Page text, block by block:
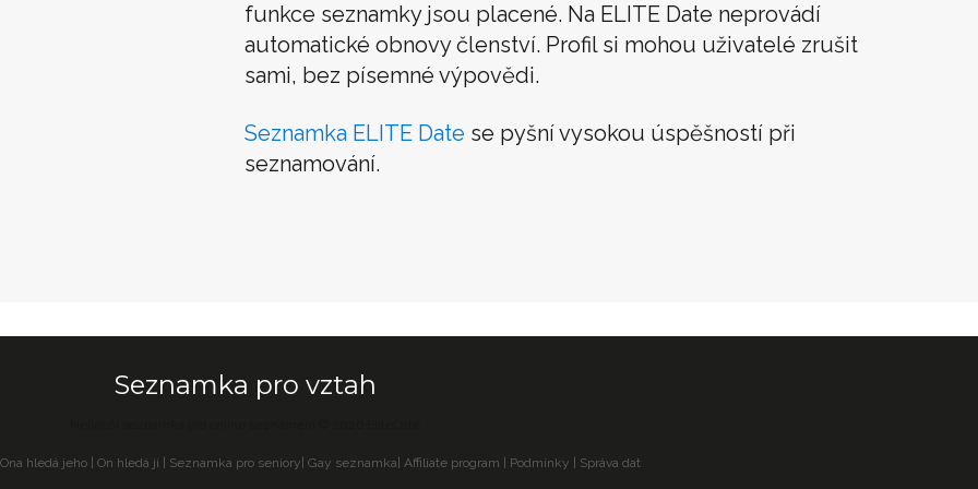
funkce seznamky jsou placené. Na ELITE Date neprovádí
automatické obnovy členství. Profil si mohou uživatelé zrušit
sami, bez písemné výpovědi.
Seznamka ELITE Date se pyšní vysokou úspěšností při
seznamování.
Seznamka pro vztah
Ona hledá jeho| On hledá ji | Seznamka pro seniory| Gay seznamka| Affiliate program | Podmínky | Správa dat